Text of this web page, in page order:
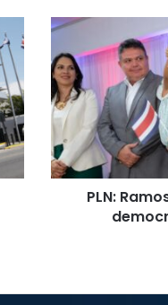
PLN:
promete
rescatar
la
democracia
unir
al
PLN: